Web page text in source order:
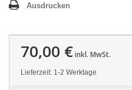
Ausdrucken
70,00 €inkl. MwSt.
Lieferzeit: 1-2 Werktage